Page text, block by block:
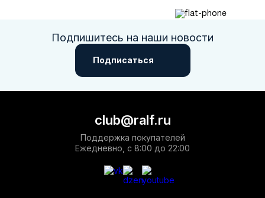
Подпишитесь на наши новости
Подписаться
club@ralf.ru
Поддержка покупателей
Ежедневно, с 8:00 до 22:00